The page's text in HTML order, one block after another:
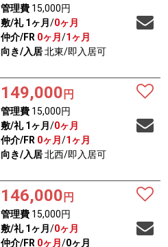
管理費15,000円
敷/礼 1ヶ月 /0ヶ月
仲介/FR 0ヶ月 /1ヶ月
向き/入居北東/即入居可
149,000 円
管理費15,000円
敷/礼 1ヶ月 /0ヶ月
仲介/FR 0ヶ月 /1ヶ月
向き/入居北西/即入居可
146,000 円
管理費15,000円
敷/礼 1ヶ月 /0ヶ月
仲介/FR 0ヶ月 /0ヶ月